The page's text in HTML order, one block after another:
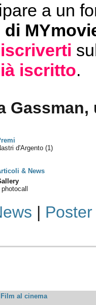
a un
di
iscritto.
d'Argento (1)
& News
| Poster
Film al cinema